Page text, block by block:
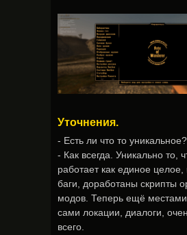
Уточнения.
- Есть ли что то уникальное?
- Как всегда. Уникально то,
работает как единое
баги, доработаны скрипты
модов. Теперь ещё
сами локации, диалоги,
всего.